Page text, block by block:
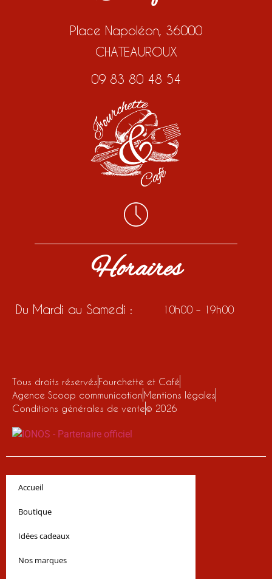
Place Napoléon, 36000
CHATEAUROUX
09 83 80 48 54
Horaires
Du Mardi au Samedi : 10h00 – 19h00
Tous droits réservésFourchette et Café
Agence Scoop communicationMentions légales
Conditions générales de vente© 2026
Accueil
Boutique
Idées cadeaux
Nos marques